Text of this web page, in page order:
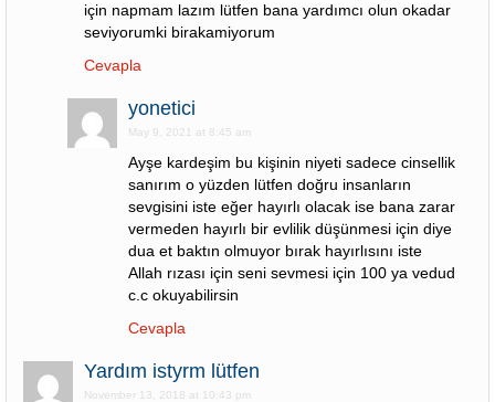
için napmam lazım lütfen bana yardımcı olun okadar
seviyorumki birakamiyorum
Cevapla
yonetici
May 9, 2021 at 8:45 am
Ayşe kardeşim bu kişinin niyeti sadece cinsellik
sanırım o yüzden lütfen doğru insanların
sevgisini iste eğer hayırlı olacak ise bana zarar
vermeden hayırlı bir evlilik düşünmesi için diye
dua et baktın olmuyor bırak hayırlısını iste
Allah rızası için seni sevmesi için 100 ya vedud
c.c okuyabilirsin
Cevapla
Yardım istyrm lütfen
November 13, 2018 at 10:43 pm